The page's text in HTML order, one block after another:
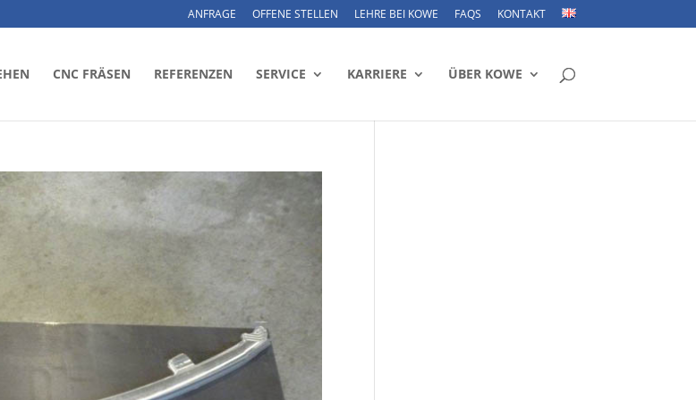
ANFRAGE OFFENE STELLEN LEHRE BEI KOWE FAQS KONTAKT
CNC FRÄSEN REFERENZEN SERVICE KARRIERE ÜBER KOWE